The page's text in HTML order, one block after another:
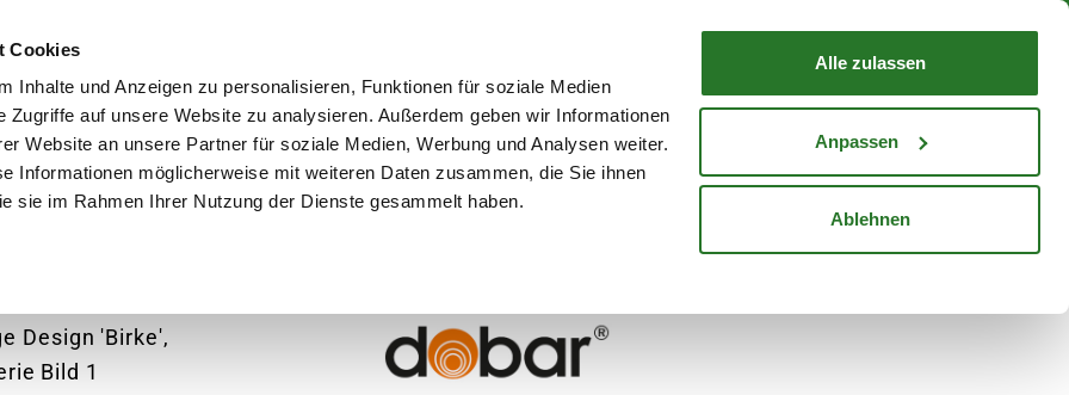
Cookies
Inhalte und Anzeigen zu personalisieren, Funktionen für soziale Medien
Zugriffe auf unsere Website zu analysieren. Außerdem geben wir Informationen
Website an unsere Partner für soziale Medien, Werbung und Analysen weiter.
Informationen möglicherweise mit weiteren Daten zusammen, die Sie ihnen
sie im Rahmen Ihrer Nutzung der Dienste gesammelt haben.
Alle zulassen
Anpassen
Ablehnen
Mein KontoStandorte
WARENKORB
Garten Aktuelles Ratgeber Gutscheine Karriere